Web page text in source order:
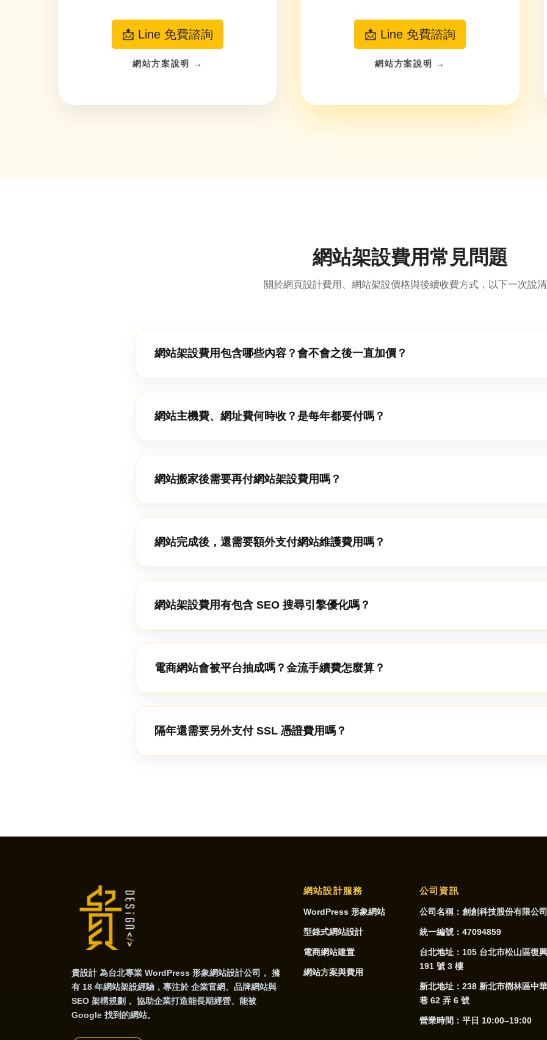
📩 Line 免費諮詢
網站方案說明 →
📩 Line 免費諮詢
網站方案說明 →
網站架設費用常見問題
關於網頁設計費用、網站架設價格與後續收費方式，以下一次說
網站架設費用包含哪些內容？會不會之後一直加價？
網站主機費、網址費何時收？是每年都要付嗎？
網站搬家後需要再付網站架設費用嗎？
網站完成後，還需要額外支付網站維護費用嗎？
網站架設費用有包含 SEO 搜尋引擎優化嗎？
電商網站會被平台抽成嗎？金流手續費怎麼算？
隔年還需要另外支付 SSL 憑證費用嗎？
貴設計為台北專業 WordPress 形象網站設計公司 ， 擁
有 18 年網站架設經驗，專注於企業官網、品牌網站與
SEO 架構規劃 ， 協助企業打造能長期經營、能被
Google 找到的網站。
網站設計服務
WordPress 形象網站
型錄式網站設計
電商網站建置
網站方案與費用
公司資訊
公司名稱：創創科技股份有限公司
統一編號：47094859
台北地址：105 台北市松山區復
191 號 3 樓
新北地址：238 新北市樹林區中
巷 62 弄 6 號
營業時間：平日 10:00–19:00